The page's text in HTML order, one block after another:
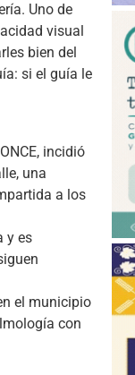
Uno de
visual
bien del
si el guía le
incidió
una
a los
y es
el municipio
con